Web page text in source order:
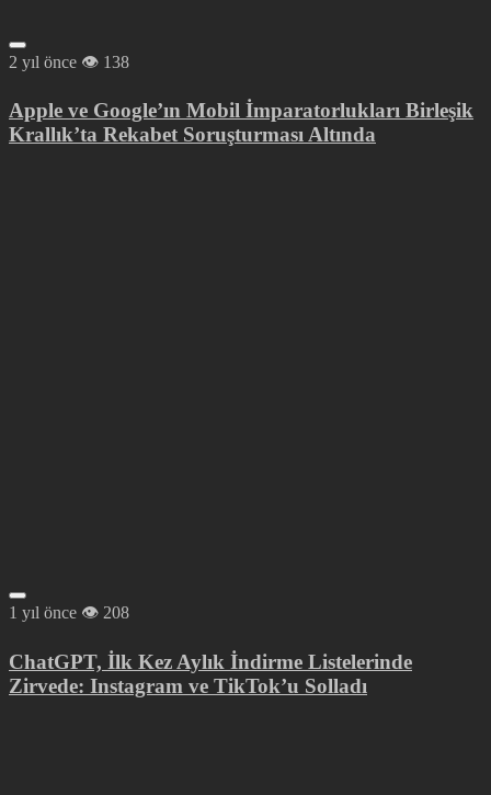
2 yıl önce 138
Apple ve Google’ın Mobil İmparatorlukları Birleşik
Krallık’ta Rekabet Soruşturması Altında
1 yıl önce 208
ChatGPT, İlk Kez Aylık İndirme Listelerinde
Zirvede: Instagram ve TikTok’u Solladı